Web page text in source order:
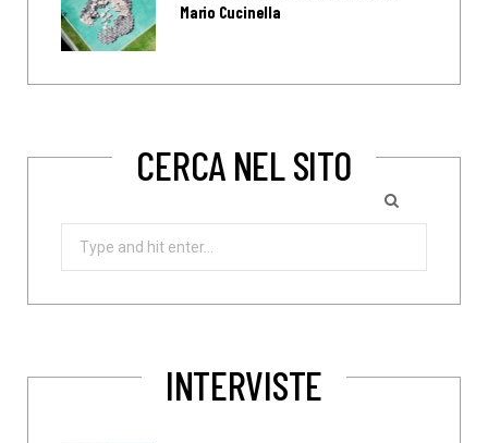
Mario Cucinella
CERCA NEL SITO
INTERVISTE